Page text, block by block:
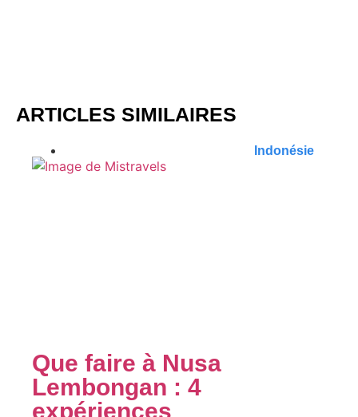
ARTICLES SIMILAIRES
Indonésie
Que faire à Nusa
Lembongan : 4
expériences